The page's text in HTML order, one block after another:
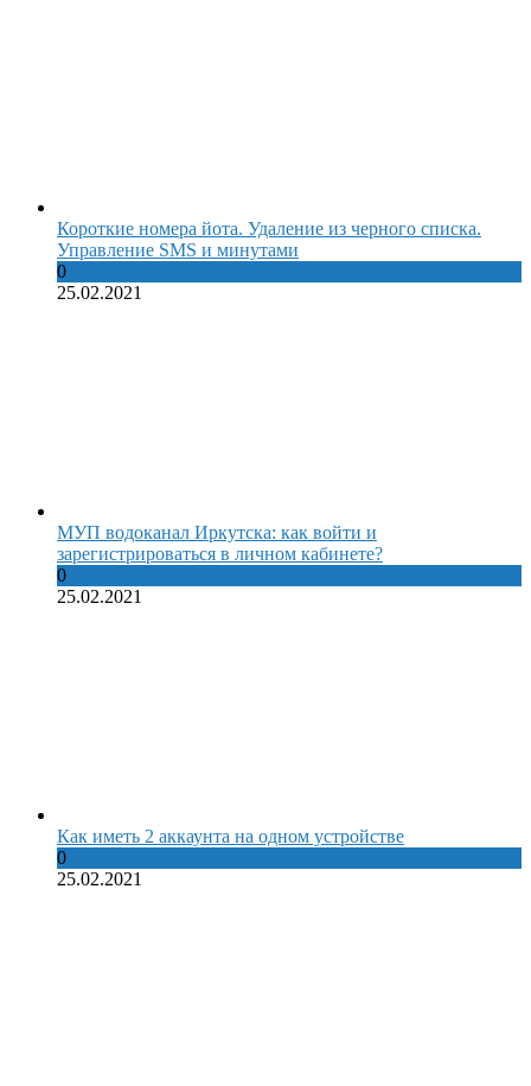
Короткие номера йота. Удаление из черного списка.
Управление SMS и минутами
0
25.02.2021
МУП водоканал Иркутска: как войти и
зарегистрироваться в личном кабинете?
0
25.02.2021
Как иметь 2 аккаунта на одном устройстве
0
25.02.2021